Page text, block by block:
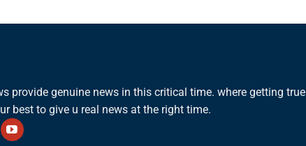
provide genuine news in this critical time. where getting true
best to give u real news at the right time.